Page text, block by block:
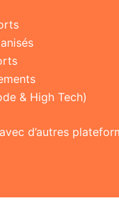
& High Tech)
d’autres